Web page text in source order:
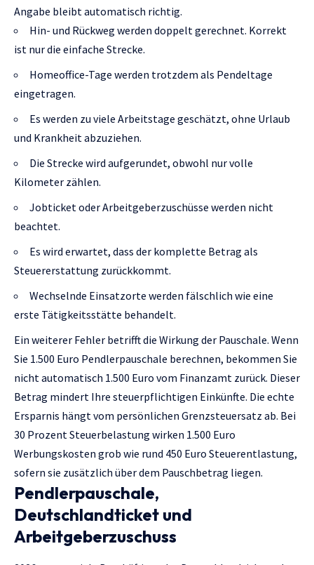
Angabe bleibt automatisch richtig.
Hin- und Rückweg werden doppelt gerechnet. Korrekt
ist nur die einfache Strecke.
Homeoffice-Tage werden trotzdem als Pendeltage
eingetragen.
Es werden zu viele Arbeitstage geschätzt, ohne Urlaub
und Krankheit abzuziehen.
Die Strecke wird aufgerundet, obwohl nur volle
Kilometer zählen.
Jobticket oder Arbeitgeberzuschüsse werden nicht
beachtet.
Es wird erwartet, dass der komplette Betrag als
Steuererstattung zurückkommt.
Wechselnde Einsatzorte werden fälschlich wie eine
erste Tätigkeitsstätte behandelt.
Ein weiterer Fehler betrifft die Wirkung der Pauschale. Wenn
Sie 1.500 Euro Pendlerpauschale berechnen, bekommen Sie
nicht automatisch 1.500 Euro vom Finanzamt zurück. Dieser
Betrag mindert Ihre steuerpflichtigen Einkünfte. Die echte
Ersparnis hängt vom persönlichen Grenzsteuersatz ab. Bei
30 Prozent Steuerbelastung wirken 1.500 Euro
Werbungskosten grob wie rund 450 Euro Steuerentlastung,
sofern sie zusätzlich über dem Pauschbetrag liegen.
Pendlerpauschale,
Deutschlandticket und
Arbeitgeberzuschuss